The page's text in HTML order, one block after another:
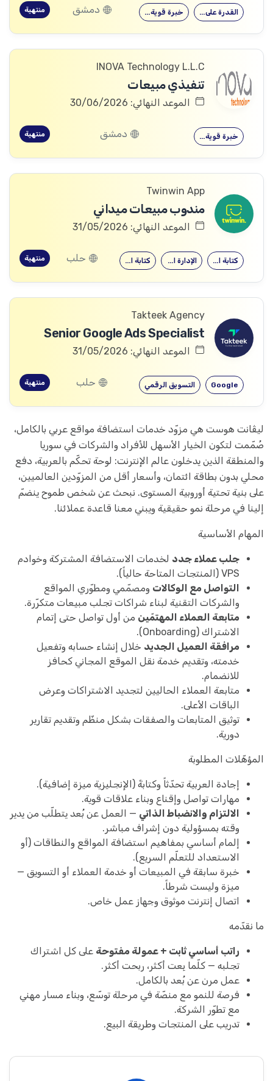
خبرة قوية… القدرة على… دمشق منتهية
INOVA Technology L.L.C
تنفيذي مبيعات
الموعد النهائي: 30/06/2026
خبرة قوية… دمشق منتهية
Twinwin App
مندوب مبيعات ميداني
الموعد النهائي: 31/05/2026
كتابة التقارير الإدارة المكتبية كتابة التقارير حلب منتهية
Takteek Agency
Senior Google Ads Specialist
الموعد النهائي: 31/05/2026
التسويق الرقمي Google حلب منتهية
ليڤانت هوست هي مزوّد خدمات استضافة مواقع عربي بالكامل،
صُمّمت لتكون الخيار الأسهل للأفراد والشركات في سوريا
والمنطقة الذين يدخلون عالم الإنترنت: لوحة تحكّم بالعربية، دفع
محلي بدون بطاقة ائتمان، وأسعار أقل من المزوّدين العالميين،
على بنية تحتية أوروبية المستوى. نبحث عن شخص طموح ينضمّ
إلينا في مرحلة نمو حقيقية ويبني معنا قاعدة عملائنا.
المهام الأساسية
جلب عملاء جدد لخدمات الاستضافة المشتركة وخوادم
VPS (المنتجات المتاحة حالياً).
التواصل مع الوكالات ومصمّمي ومطوّري المواقع
والشركات التقنية لبناء شراكات تجلب مبيعات متكرّرة.
متابعة العملاء المهتمّين من أول تواصل حتى إتمام
الاشتراك (Onboarding).
مرافقة العميل الجديد خلال إنشاء حسابه وتفعيل
خدمته، وتقديم خدمة نقل الموقع المجاني كحافز
للانضمام.
متابعة العملاء الحاليين لتجديد الاشتراكات وعرض
الباقات الأعلى.
توثيق المتابعات والصفقات بشكل منظّم وتقديم تقارير
دورية.
المؤهّلات المطلوبة
إجادة العربية تحدّثاً وكتابةً (الإنجليزية ميزة إضافية).
مهارات تواصل وإقناع وبناء علاقات قوية.
الالتزام والانضباط الذاتي — العمل عن بُعد يتطلّب من يدير
وقته بمسؤولية دون إشراف مباشر.
إلمام أساسي بمفاهيم استضافة المواقع والنطاقات (أو
الاستعداد للتعلّم السريع).
خبرة سابقة في المبيعات أو خدمة العملاء أو التسويق —
ميزة وليست شرطاً.
اتصال إنترنت موثوق وجهاز عمل خاص.
ما نقدّمه
راتب أساسي ثابت + عمولة مفتوحة على كل اشتراك
تجلبه — كلّما بِعت أكثر، ربحت أكثر.
عمل مرن عن بُعد بالكامل.
فرصة للنمو مع منصّة في مرحلة توسّع، وبناء مسار مهني
مع تطوّر الشركة.
تدريب على المنتجات وطريقة البيع.